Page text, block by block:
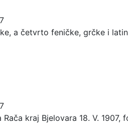
a četvrto feničke, grčke i
Rača kraj Bjelovara 18. V. 1907,